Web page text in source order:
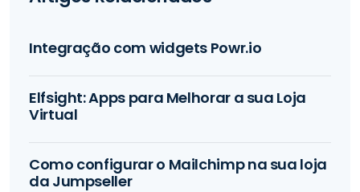
Integração com widgets Powr.io
Elfsight: Apps para Melhorar a sua Loja
Virtual
Como configurar o Mailchimp na sua loja
da Jumpseller